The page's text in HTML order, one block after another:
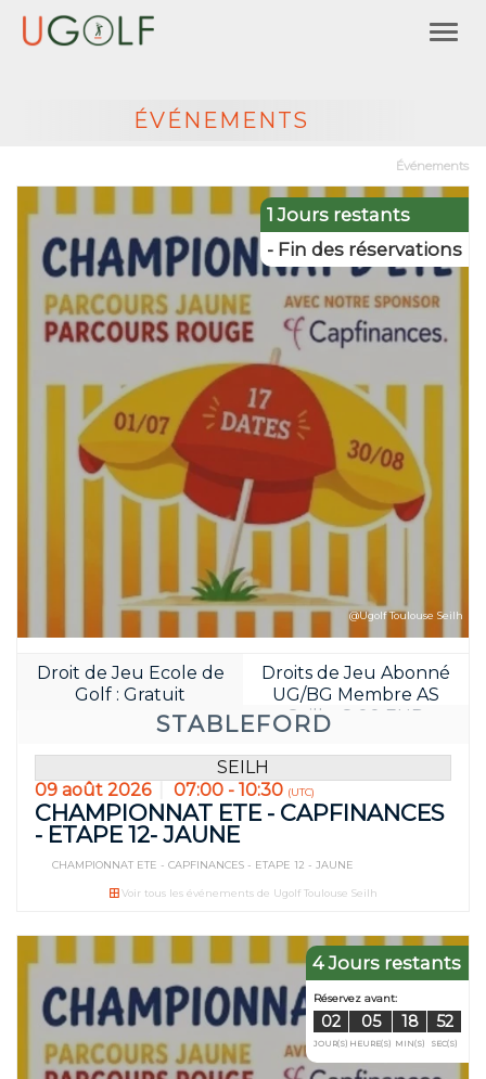
ÉVÉNEMENTS
Événements
1 Jours restants
- Fin des réservations
STABLEFORD
Droit de Jeu Ecole de
Golf : Gratuit
Droits de Jeu Abonné
UG/BG Membre AS
Seilh : 8.00 EUR
@Ugolf Toulouse Seilh
SEILH
09 août 2026
07:00 - 10:30 (UTC)
CHAMPIONNAT ETE - CAPFINANCES
- ETAPE 12- JAUNE
CHAMPIONNAT ETE - CAPFINANCES - ETAPE 12 - JAUNE
Voir tous les événements de Ugolf Toulouse Seilh
4 Jours restants